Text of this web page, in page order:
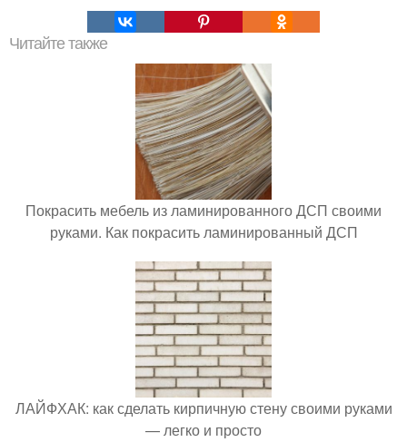
Читайте также
Покрасить мебель из ламинированного ДСП своими
руками. Как покрасить ламинированный ДСП
ЛАЙФХАК: как сделать кирпичную стену своими руками
— легко и просто